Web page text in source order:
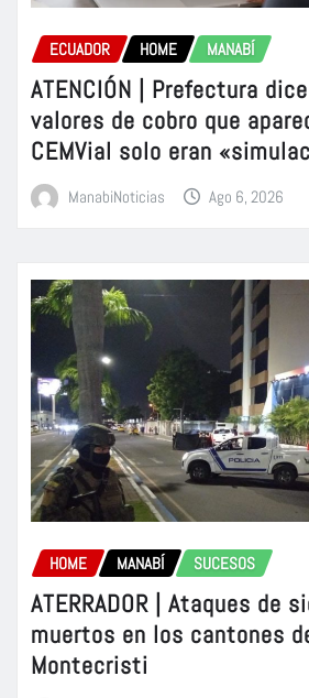
ECUADOR HOME MANABÍ
ATENCIÓN | Prefectura
valores de cobro que
CEMVial solo eran
ManabiNoticias Ago 6, 2026
HOME MANABÍ SUCESOS
ATERRADOR | Ataques de
muertos en los cantones
Montecristi